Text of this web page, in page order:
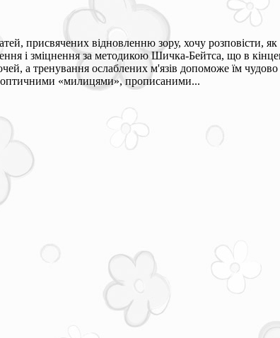
присвячених відновленню зору, хочу розповісти,
і зміцнення за методикою Шичка-Бейтса, що в
а тренування ослаблених м'язів допоможе їм
оптичними «милицями», прописаними...